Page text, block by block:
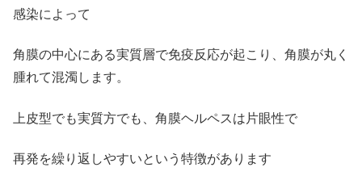
感染によって
角膜の中心にある実質層で免疫反応が起こり、角膜が丸く
腫れて混濁します。
上皮型でも実質方でも、角膜ヘルペスは片眼性で
再発を繰り返しやすいという特徴があります